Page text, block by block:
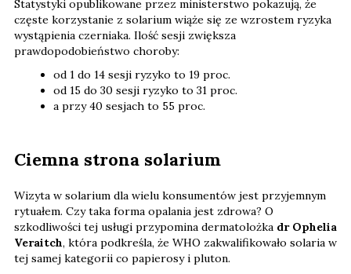
Statystyki opublikowane przez ministerstwo pokazują, że
częste korzystanie z solarium wiąże się ze wzrostem ryzyka
wystąpienia czerniaka. Ilość sesji zwiększa
prawdopodobieństwo choroby:
od 1 do 14 sesji ryzyko to 19 proc.
od 15 do 30 sesji ryzyko to 31 proc.
a przy 40 sesjach to 55 proc.
Ciemna strona solarium
Wizyta w solarium dla wielu konsumentów jest przyjemnym
rytuałem. Czy taka forma opalania jest zdrowa? O
szkodliwości tej usługi przypomina dermatolożka dr Ophelia
Veraitch, która podkreśla, że WHO zakwalifikowało solaria w
tej samej kategorii co papierosy i pluton.